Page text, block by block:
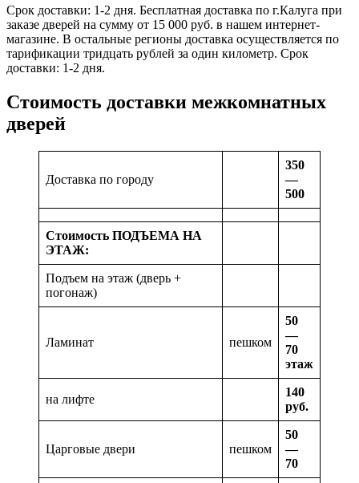
Срок доставки: 1-2 дня. Бесплатная доставка по г.Калуга при
заказе дверей на сумму от 15 000 руб. в нашем интернет-
магазине. В остальные регионы доставка осуществляется по
тарификации тридцать рублей за один километр. Срок
доставки: 1-2 дня.
Стоимость доставки межкомнатных
дверей
Доставка по городу
350
—
500
Стоимость ПОДЪЕМА НА
ЭТАЖ:
Подъем на этаж (дверь +
погонаж)
Ламинат пешком
50
—
70
этаж
на лифте
140
руб.
Царговые двери пешком
50
—
70